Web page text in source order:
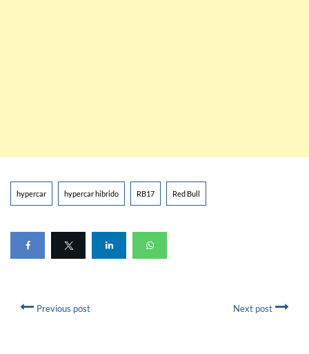
hypercar hypercar hibrido RB17 Red Bull
Previous post Next post